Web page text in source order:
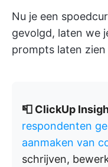
Nu je een
gevolgd, laten we
prompts laten
📮 ClickUp
respondenten
aanmaken van
schrijven,